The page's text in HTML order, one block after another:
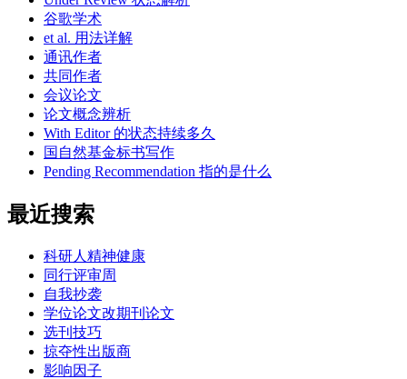
谷歌学术
et al. 用法详解
通讯作者
共同作者
会议论文
论文概念辨析
With Editor 的状态持续多久
国自然基金标书写作
Pending Recommendation 指的是什么
最近搜索
科研人精神健康
同行评审周
自我抄袭
学位论文改期刊论文
选刊技巧
掠夺性出版商
影响因子